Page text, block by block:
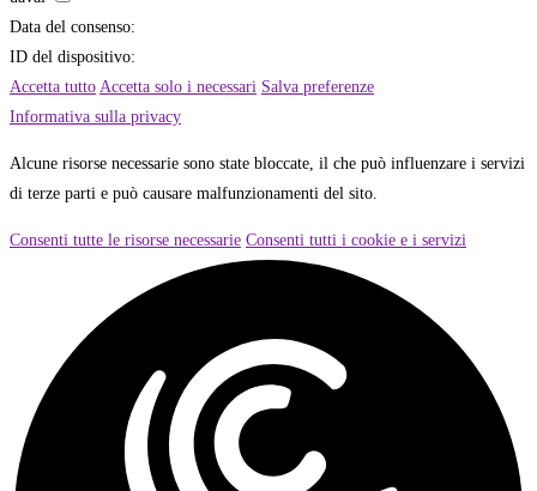
Data del consenso:
ID del dispositivo:
Accetta tutto Accetta solo i necessari Salva preferenze
Informativa sulla privacy
Alcune risorse necessarie sono state bloccate, il che può influenzare i servizi
di terze parti e può causare malfunzionamenti del sito.
Consenti tutte le risorse necessarie Consenti tutti i cookie e i servizi